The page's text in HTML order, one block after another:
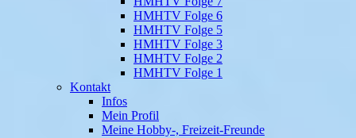
HMHTV Folge 6
HMHTV Folge 5
HMHTV Folge 3
HMHTV Folge 2
HMHTV Folge 1
Kontakt
Infos
Mein Profil
Meine Hobby-, Freizeit-Freunde